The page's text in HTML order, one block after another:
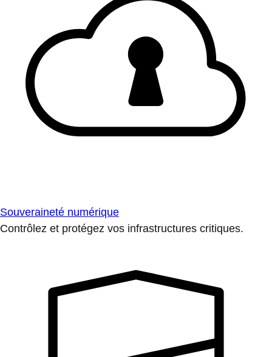
Souveraineté numérique
Contrôlez et protégez vos infrastructures critiques.